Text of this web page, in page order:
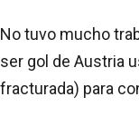
No tuvo mucho
ser gol de Austria
fracturada) para